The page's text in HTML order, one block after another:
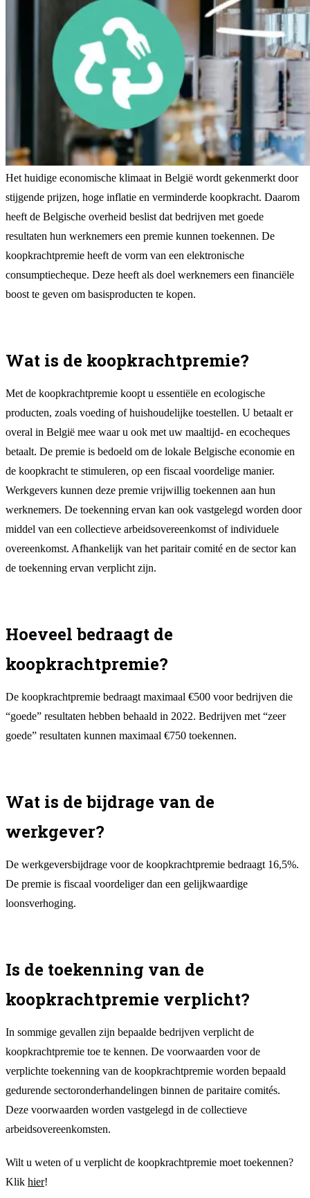
Het huidige economische klimaat in België wordt gekenmerkt door
stijgende prijzen, hoge inflatie en verminderde koopkracht. Daarom
heeft de Belgische overheid beslist dat bedrijven met goede
resultaten hun werknemers een premie kunnen toekennen. De
koopkrachtpremie heeft de vorm van een elektronische
consumptiecheque. Deze heeft als doel werknemers een financiële
boost te geven om basisproducten te kopen.
Wat is de koopkrachtpremie?
Met de koopkrachtpremie koopt u essentiële en ecologische
producten, zoals voeding of huishoudelijke toestellen. U betaalt er
overal in België mee waar u ook met uw maaltijd- en ecocheques
betaalt. De premie is bedoeld om de lokale Belgische economie en
de koopkracht te stimuleren, op een fiscaal voordelige manier.
Werkgevers kunnen deze premie vrijwillig toekennen aan hun
werknemers. De toekenning ervan kan ook vastgelegd worden door
middel van een collectieve arbeidsovereenkomst of individuele
overeenkomst. Afhankelijk van het paritair comité en de sector kan
de toekenning ervan verplicht zijn.
Hoeveel bedraagt de
koopkrachtpremie?
De koopkrachtpremie bedraagt maximaal €500 voor bedrijven die
“goede” resultaten hebben behaald in 2022. Bedrijven met “zeer
goede” resultaten kunnen maximaal €750 toekennen.
Wat is de bijdrage van de
werkgever?
De werkgeversbijdrage voor de koopkrachtpremie bedraagt 16,5%.
De premie is fiscaal voordeliger dan een gelijkwaardige
loonsverhoging.
Is de toekenning van de
koopkrachtpremie verplicht?
In sommige gevallen zijn bepaalde bedrijven verplicht de
koopkrachtpremie toe te kennen. De voorwaarden voor de
verplichte toekenning van de koopkrachtpremie worden bepaald
gedurende sectoronderhandelingen binnen de paritaire comités.
Deze voorwaarden worden vastgelegd in de collectieve
arbeidsovereenkomsten.
Wilt u weten of u verplicht de koopkrachtpremie moet toekennen?
Klik hier!